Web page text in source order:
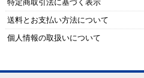
特定商取引法に基づく表示
送料とお支払い方法について
個人情報の取扱いについて